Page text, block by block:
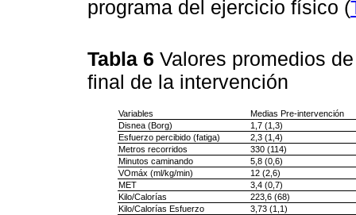
programa del ejercicio físico (
Tabla 6 Valores promedios
final de la intervención
Variables
Medias Pre-intervención
Disnea (Borg)
1,7 (1,3)
Esfuerzo percibido (fatiga)
2,3 (1,4)
Metros recorridos
330 (114)
Minutos caminando
5,8 (0,6)
VOmáx (ml/kg/min)
12 (2,6)
MET
3,4 (0,7)
Kilo/Calorías
223,6 (68)
Kilo/Calorías Esfuerzo
3,73 (1,1)